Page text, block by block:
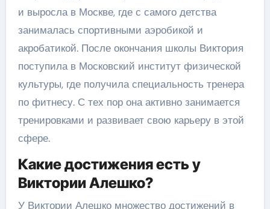
и выросла в Москве, где с самого детства
занималась спортивными аэробикой и
акробатикой. После окончания школы Виктория
поступила в Московский институт физической
культуры, где получила специальность тренера
по фитнесу. С тех пор она активно занимается
тренировками и развивает свою карьеру в этой
сфере.
Какие достижения есть у
Виктории Алешко?
У Виктории Алешко множество достижений в